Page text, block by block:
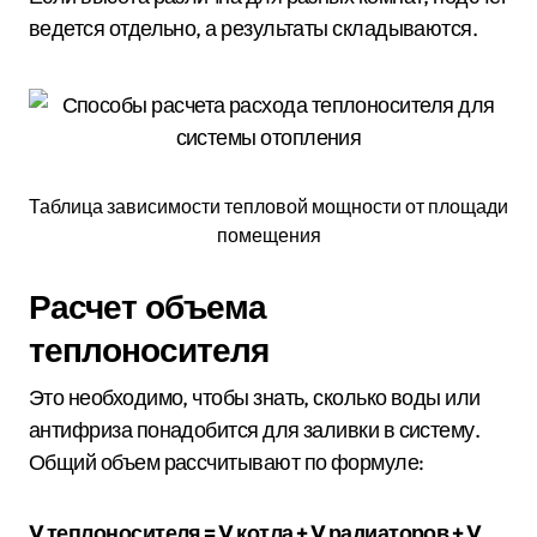
ведется отдельно, а результаты складываются.
Таблица зависимости тепловой мощности от площади
помещения
Расчет объема
теплоносителя
Это необходимо, чтобы знать, сколько воды или
антифриза понадобится для заливки в систему.
Общий объем рассчитывают по формуле: